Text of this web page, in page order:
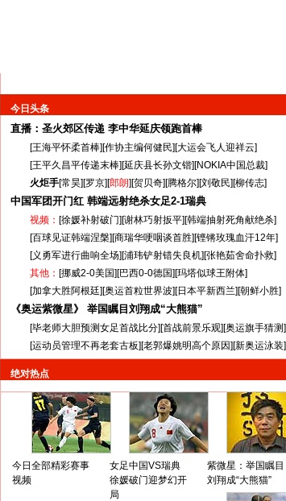
今日头条
直播：圣火郊区传递 李中华延庆领跑首棒
[王海平怀柔首棒][作协主编何健民][大运会飞人迎祥云]
[王平久昌平传递末棒][延庆县长孙文锴][NOKIA中国总裁]
火炬手[常昊][罗京][郎朗][贺贝奇][腾格尔][刘敬民][柳传志]
中国军团开门红 韩端远射绝杀女足2-1瑞典
视频： [徐媛补射破门][谢林巧射扳平][韩端抽射死角献绝杀]
[百球见证韩端涅槃][商瑞华哽咽谈首胜][铿锵玫瑰血汗12年]
[义勇军进行曲响全场][浦玮铲射错失良机][张艳茹舍命扑救]
其他： [挪威2-0美国][巴西0-0德国][玛塔似球王附体]
[加拿大胜阿根廷][奥运首粒世界波][日本平新西兰][朝鲜小胜]
《奥运紫微星》 举国瞩目刘翔成“大熊猫”
[毕老师大胆预测女足首战比分][首战前景乐观][奥运旗手猜测]
[运动员管理不再老套古板][老郭爆姚明高个原因][新奥运泳装]
绝对热点
今日全部精彩赛事
视频
女足中国VS瑞典
徐媛破门迎梦幻开
局
紫微星：举国瞩目
刘翔成“大熊猫”